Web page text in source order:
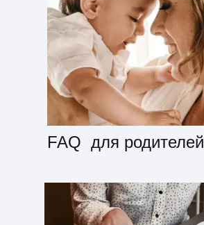
FAQ для родителей